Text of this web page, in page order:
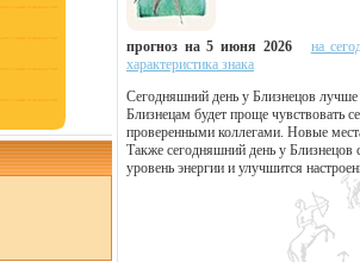
прогноз на 5 июня 2026
на
характеристика знака
Сегодняшний день у Близнецов
Близнецам будет проще чувствовать
проверенными коллегами. Новые
Также сегодняшний день у Близнецов
уровень энергии и улучшится